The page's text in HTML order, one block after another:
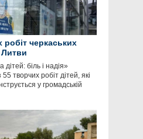
робіт черкаських
Литви
біль і надія»
творчих робіт дітей, які
у громадській